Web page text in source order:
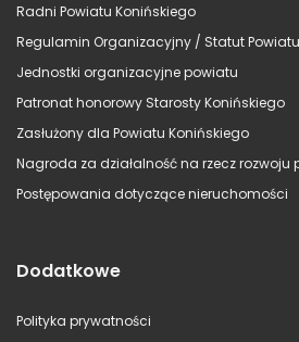
Radni Powiatu Konińskiego
Regulamin Organizacyjny / Statut Powiatu
Jednostki organizacyjne powiatu
Patronat honorowy Starosty Konińskiego
Zasłużony dla Powiatu Konińskiego
Nagroda za działalność na rzecz rozwoju
Postępowania dotyczące nieruchomości
Dodatkowe
Polityka prywatności